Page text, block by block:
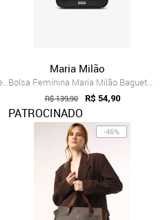
Bolsa Feminina Jorge Bischoff Matelassê ...
Maria Milão
Bolsa Feminina Maria Milão Baguete Preta
R$ 139,90 R$ 54,90
PATROCINADO
-46%